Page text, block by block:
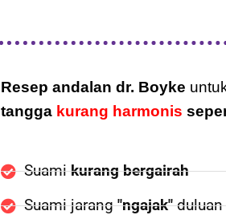
Resep andalan dr. Boyke
tangga kurang harmonis
Suamikurang bergairah
Suami jarang"ngajak"duluan